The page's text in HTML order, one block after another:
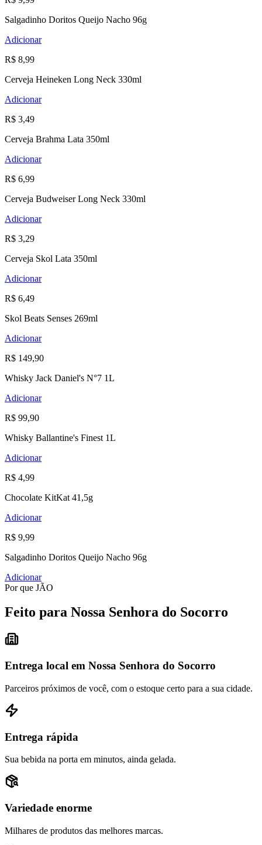
Salgadinho Doritos Queijo Nacho 96g
Adicionar
R$ 8,99
Cerveja Heineken Long Neck 330ml
Adicionar
R$ 3,49
Cerveja Brahma Lata 350ml
Adicionar
R$ 6,99
Cerveja Budweiser Long Neck 330ml
Adicionar
R$ 3,29
Cerveja Skol Lata 350ml
Adicionar
R$ 6,49
Skol Beats Senses 269ml
Adicionar
R$ 149,90
Whisky Jack Daniel's N°7 1L
Adicionar
R$ 99,90
Whisky Ballantine's Finest 1L
Adicionar
R$ 4,99
Chocolate KitKat 41,5g
Adicionar
R$ 9,99
Salgadinho Doritos Queijo Nacho 96g
Adicionar
Por que JÃO
Feito para Nossa Senhora do Socorro
Entrega local em Nossa Senhora do Socorro
Parceiros próximos de você, com o estoque certo para a sua cidade.
Entrega rápida
Sua bebida na porta em minutos, ainda gelada.
Variedade enorme
Milhares de produtos das melhores marcas.